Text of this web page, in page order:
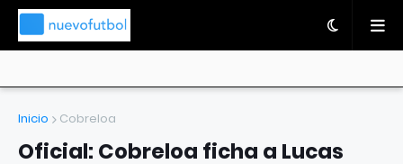
Inicio Cobreloa
Oficial: Cobreloa ficha a Lucas